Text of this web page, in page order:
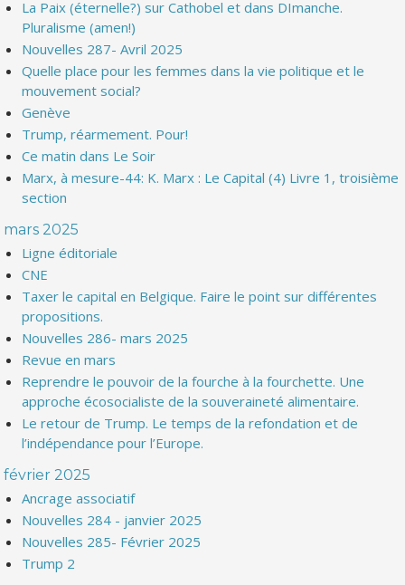
La Paix (éternelle?) sur Cathobel et dans DImanche.
Pluralisme (amen!)
Nouvelles 287- Avril 2025
Quelle place pour les femmes dans la vie politique et le
mouvement social?
Genève
Trump, réarmement. Pour!
Ce matin dans Le Soir
Marx, à mesure-44: K. Marx : Le Capital (4) Livre 1, troisième
section
mars 2025
Ligne éditoriale
CNE
Taxer le capital en Belgique. Faire le point sur différentes
propositions.
Nouvelles 286- mars 2025
Revue en mars
Reprendre le pouvoir de la fourche à la fourchette. Une
approche écosocialiste de la souveraineté alimentaire.
Le retour de Trump. Le temps de la refondation et de
l’indépendance pour l’Europe.
février 2025
Ancrage associatif
Nouvelles 284 - janvier 2025
Nouvelles 285- Février 2025
Trump 2